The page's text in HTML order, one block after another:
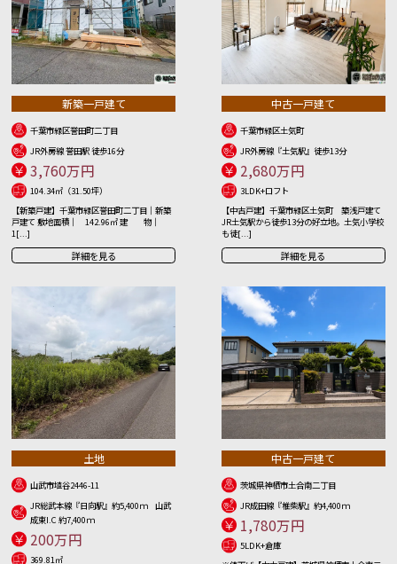
新築一戸建て
千葉市緑区誉田町二丁目
JR外房線 誉田駅 徒歩16分
3,760万円
104.34㎡（31.50坪）
【新築戸建】千葉市緑区誉田町二丁目｜新築
戸建て 敷地面積｜ 142.96㎡ 建 物｜
1[...]
詳細を見る
中古一戸建て
千葉市緑区土気町
JR外房線『土気駅』徒歩13分
2,680万円
3LDK+ロフト
【中古戸建】千葉市緑区土気町 築浅戸建て
JR土気駅から徒歩13分の好立地。土気小学校
も徒[...]
詳細を見る
土地
山武市埴谷2446-11
JR総武本線『日向駅』約5,400ｍ 山武
成東I.C 約7,400ｍ
200万円
369.81㎡
中古一戸建て
茨城県神栖市土合南二丁目
JR成田線『椎柴駅』約4,400ｍ
1,780万円
5LDK+倉庫